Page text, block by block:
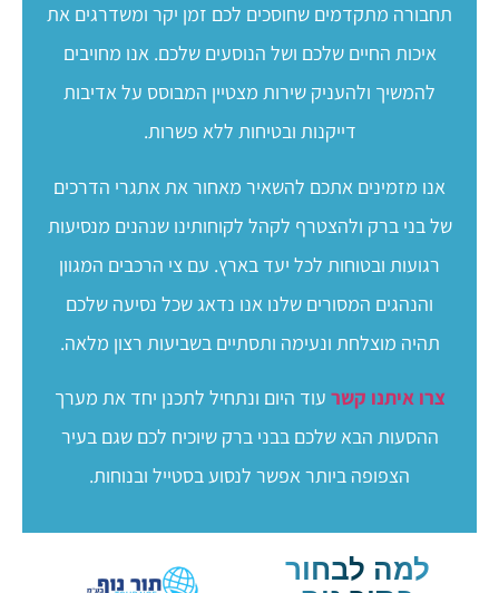
תחבורה מתקדמים שחוסכים לכם זמן יקר ומשדרגים את
איכות החיים שלכם ושל הנוסעים שלכם. אנו מחויבים
להמשיך ולהעניק שירות מצטיין המבוסס על אדיבות
דייקנות ובטיחות ללא פשרות.
אנו מזמינים אתכם להשאיר מאחור את אתגרי הדרכים
של בני ברק ולהצטרף לקהל לקוחותינו שנהנים מנסיעות
רגועות ובטוחות לכל יעד בארץ. עם צי הרכבים המגוון
והנהגים המסורים שלנו אנו נדאג שכל נסיעה שלכם
תהיה מוצלחת ונעימה ותסתיים בשביעות רצון מלאה.
צרו איתנו קשר עוד היום ונתחיל לתכנן יחד את מערך
ההסעות הבא שלכם בבני ברק שיוכיח לכם שגם בעיר
הצפופה ביותר אפשר לנסוע בסטייל ובנוחות.
למה לבחור